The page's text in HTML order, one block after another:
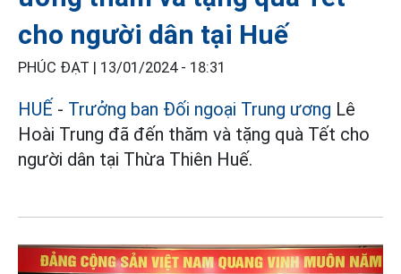
cho người dân tại Huế
PHÚC ĐẠT | 13/01/2024 - 18:31
HUẾ - Trưởng ban Đối ngoại Trung ương Lê
Hoài Trung đã đến thăm và tặng quà Tết cho
người dân tại Thừa Thiên Huế.